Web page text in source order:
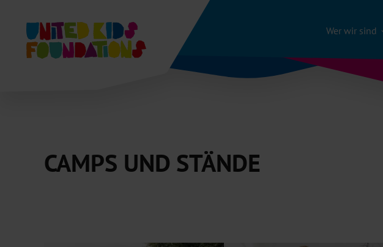
Wer wir sind
CAMPS UND STÄNDE